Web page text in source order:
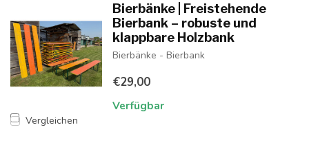
Vergleichen
Bierbänke | Freistehende
Bierbank – robuste und
klappbare Holzbank
Bierbänke - Bierbank
€29,00
Verfügbar